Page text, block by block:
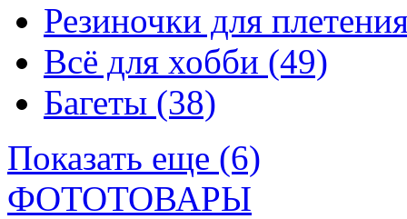
Резиночки для
Всё для хобби (49)
Багеты (38)
Показать еще (6)
ФОТОТОВАРЫ